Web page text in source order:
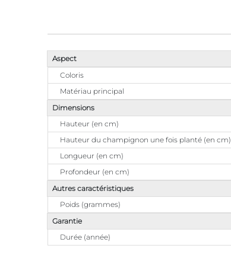
Aspect
Coloris
Matériau principal
Dimensions
Hauteur (en cm)
Hauteur du champignon une fois planté (en cm)
Longueur (en cm)
Profondeur (en cm)
Autres caractéristiques
Poids (grammes)
Garantie
Durée (année)